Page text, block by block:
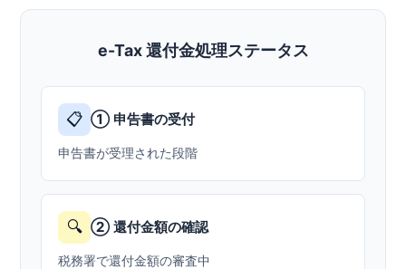
e-Tax 還付金処理ステータス
📋 ① 申告書の受付
申告書が受理された段階
🔍 ② 還付金額の確認
税務署で還付金額の審査中